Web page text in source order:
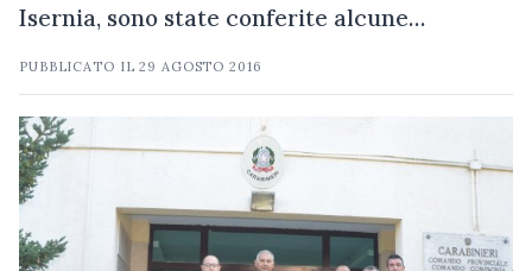
Isernia, sono state conferite alcune…
PUBBLICATO IL29 AGOSTO 2016